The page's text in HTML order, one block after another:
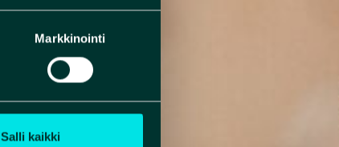
Markkinointi
Salli kaikki